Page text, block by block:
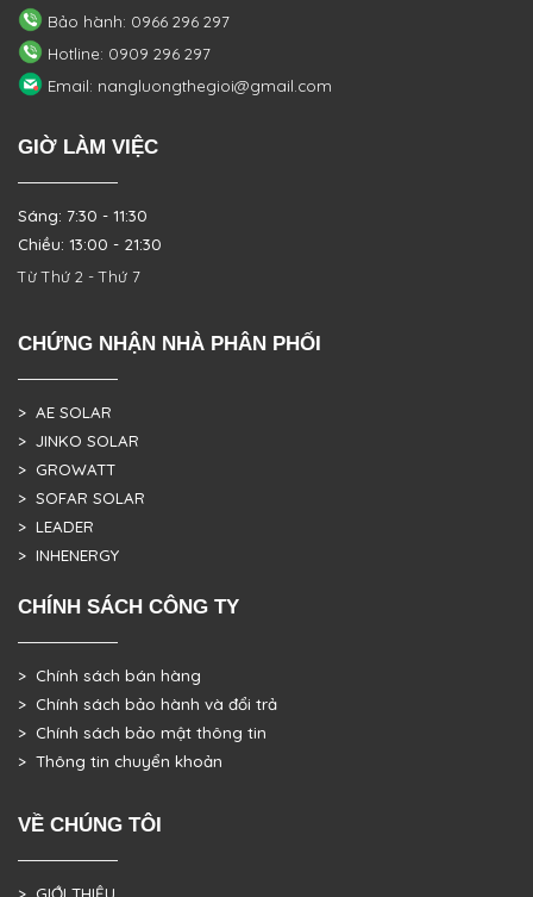
Bảo hành: 0966 296 297
Hotline: 0909 296 297
Email: nangluongthegioi@gmail.com
GIỜ LÀM VIỆC
Sáng: 7:30 - 11:30
Chiều: 13:00 - 21:30
Từ Thứ 2 - Thứ 7
CHỨNG NHẬN NHÀ PHÂN PHỐI
> AE SOLAR
> JINKO SOLAR
> GROWATT
> SOFAR SOLAR
> LEADER
> INHENERGY
CHÍNH SÁCH CÔNG TY
> Chính sách bán hàng
> Chính sách bảo hành và đổi trả
> Chính sách bảo mật thông tin
> Thông tin chuyển khoản
VỀ CHÚNG TÔI